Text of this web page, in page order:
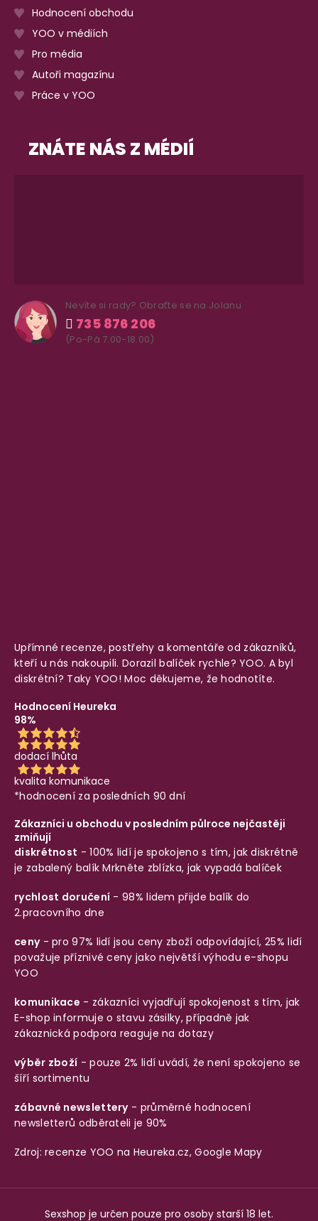
Hodnocení obchodu
YOO v médiích
Pro média
Autoři magazínu
Práce v YOO
ZNÁTE NÁS Z MÉDIÍ
Nevíte si rady? Obraťte se na Jolanu
735 876 206
(Po-Pá 7.00-18.00)
Upřímné recenze, postřehy a komentáře od zákazníků,
kteří u nás nakoupili. Dorazil balíček rychle? YOO. A byl
diskrétní? Taky YOO! Moc děkujeme, že hodnotíte.
Hodnocení Heureka
98%
dodací lhůta
kvalita komunikace
*hodnocení za posledních 90 dní
Zákazníci u obchodu v posledním půlroce nejčastěji
zmiňují
diskrétnost - 100% lidí je spokojeno s tím, jak diskrétně
je zabalený balíkMrkněte zblízka, jak vypadá balíček
rychlost doručení - 98% lidem přijde balík do
2.pracovního dne
ceny- pro 97% lidí jsou ceny zboží odpovídající, 25% lidí
považuje příznivé ceny jako největší výhodu e-shopu
YOO
komunikace - zákazníci vyjadřují spokojenost s tím, jak
E-shop informuje o stavu zásilky, případně jak
zákaznická podpora reaguje na dotazy
výběr zboží - pouze 2% lidí uvádí, že není spokojeno se
šíří sortimentu
zábavné newslettery- průměrné hodnocení
newsletterů odběrateli je 90%
Zdroj: recenze YOO na Heureka.cz,Google Mapy
Sexshop je určen pouze pro osoby starší 18 let.